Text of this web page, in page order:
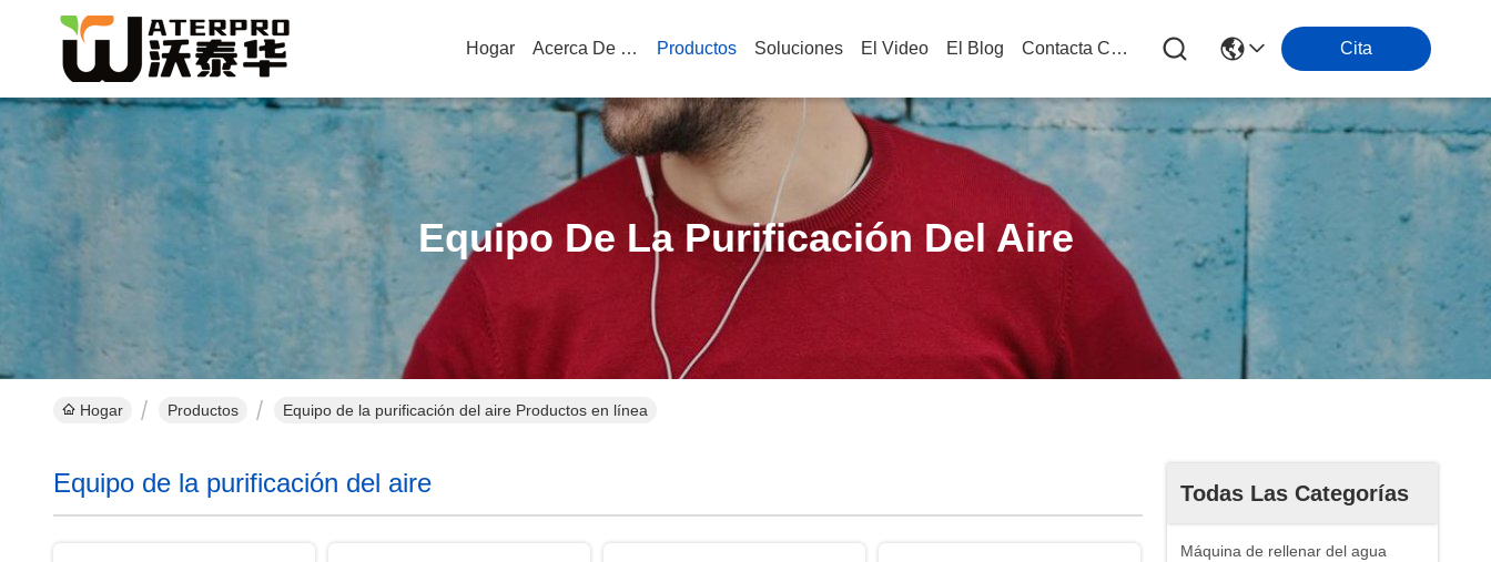
Hogar Acerca De Nosotros Productos Soluciones El Video El Blog Contacta Con Nosotros Cita
Equipo De La Purificación Del Aire
Hogar Productos Equipo de la purificación del aire Productos en línea
Todas Las Categorías
Máquina de rellenar del agua
Equipo de la purificación del aire